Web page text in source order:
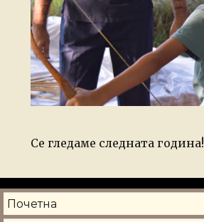
Се гледаме следната година!
Почетна